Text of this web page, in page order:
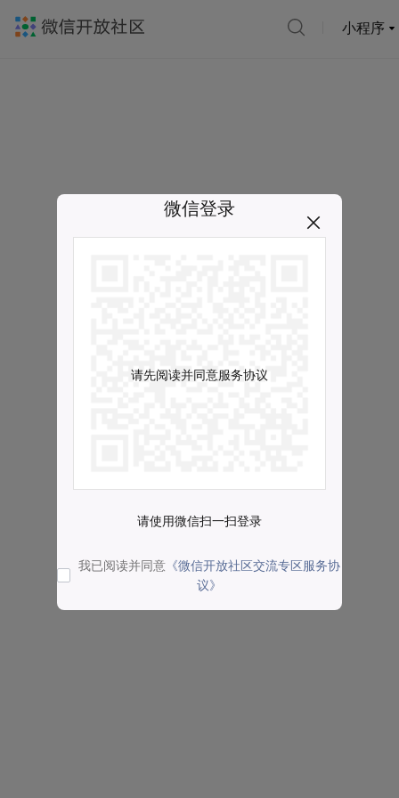
小程序
微信登录
请先阅读并同意服务协议
请使用微信扫一扫登录
我已阅读并同意 《微信开放社区交流专区服务协
议》